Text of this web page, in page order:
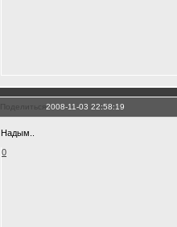
Поделиться2008-11-03 22:58:19
Надым..
0